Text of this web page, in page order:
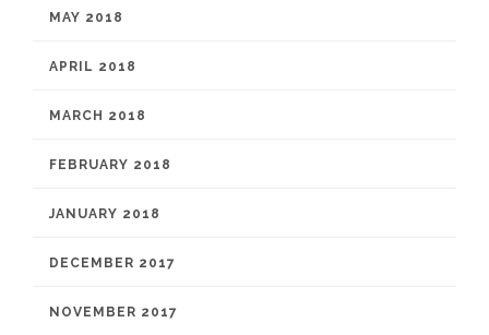
MAY 2018
APRIL 2018
MARCH 2018
FEBRUARY 2018
JANUARY 2018
DECEMBER 2017
NOVEMBER 2017